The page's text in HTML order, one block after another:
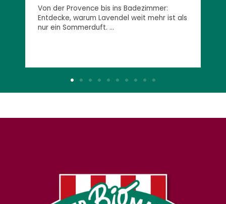
Badezimmer:
weit mehr ist als
überquerte sie Ozeane und prägte
Begleite sie auf ihrem Weg von